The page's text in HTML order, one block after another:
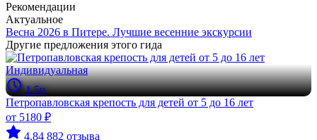
Рекомендации
Актуальное
Весна 2026 в Питере. Лучшие весенние экскурсии
Другие предложения этого гида
Индивидуальная
1.5ч
Петропавловская крепость для детей от 5 до 16 лет
от 5180 ₽
4.84 882 отзыва